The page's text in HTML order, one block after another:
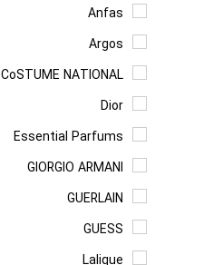
Anfas
Argos
CoSTUME NATIONAL
Dior
Essential Parfums
GIORGIO ARMANI
GUERLAIN
GUESS
Lalique